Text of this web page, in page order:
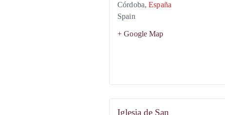
Córdoba, España
Spain
+ Google Map
Iglesia de San